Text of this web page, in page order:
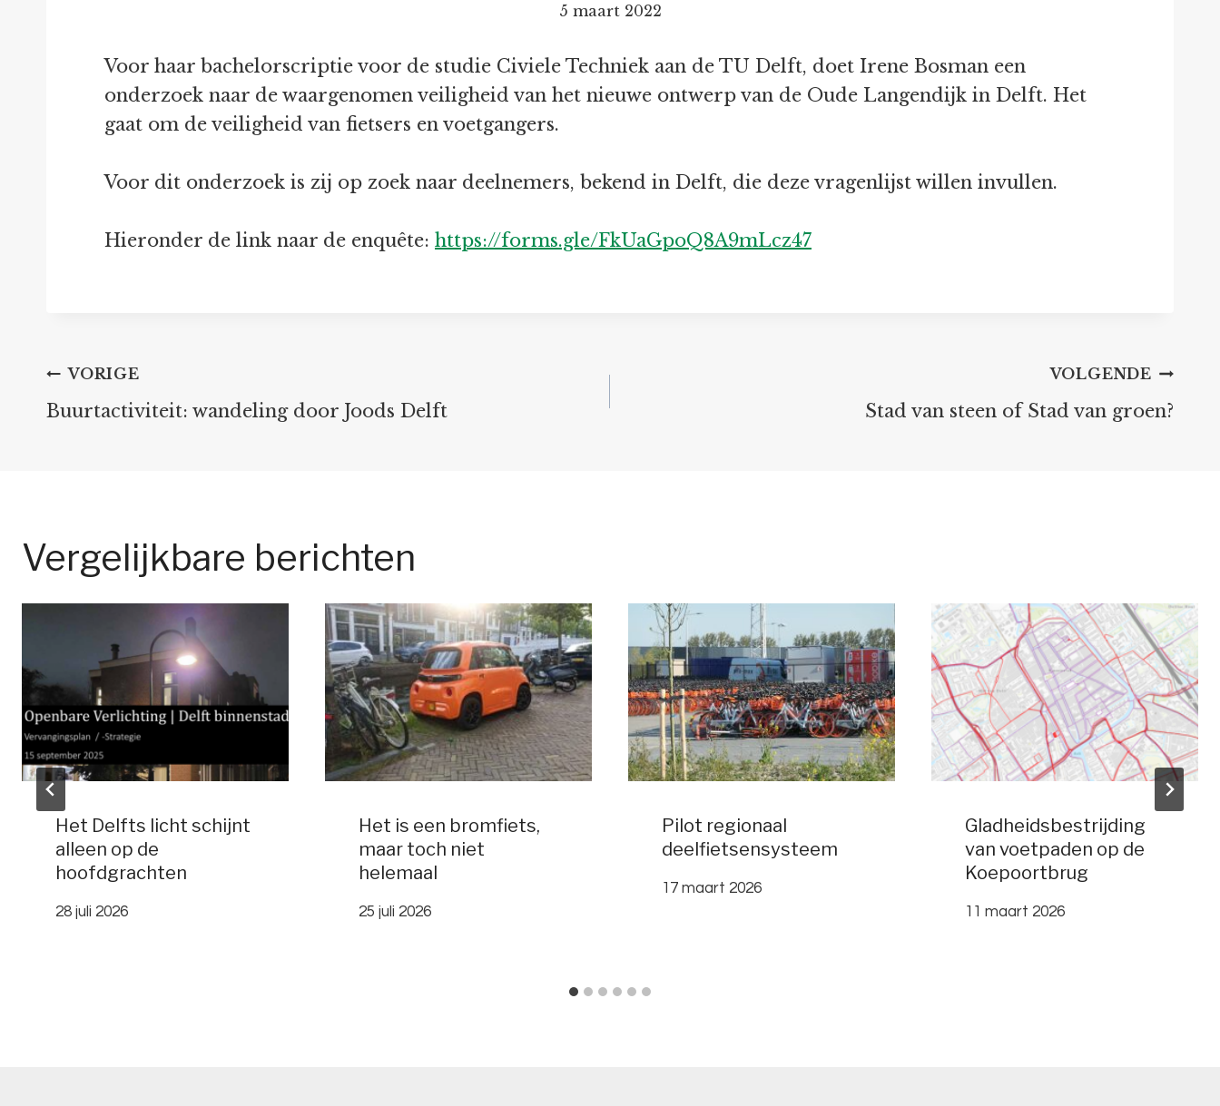
5 maart 2022
Voor haar bachelorscriptie voor de studie Civiele Techniek aan de TU Delft, doet Irene Bosman een
onderzoek naar de waargenomen veiligheid van het nieuwe ontwerp van de Oude Langendijk in Delft. Het
gaat om de veiligheid van fietsers en voetgangers.
Voor dit onderzoek is zij op zoek naar deelnemers, bekend in Delft, die deze vragenlijst willen invullen.
Hieronder de link naar de enquête: https://forms.gle/FkUaGpoQ8A9mLcz47
Bericht
VORIGE
Buurtactiviteit: wandeling door Joods Delft
VOLGENDE
Stad van steen of Stad van groen?
Vergelijkbare berichten
Het Delfts licht schijnt
alleen op de
hoofdgrachten
28 juli 2026
Het is een bromfiets,
maar toch niet
helemaal
25 juli 2026
Pilot regionaal
deelfietsensysteem
17 maart 2026
Gladheidsbestrijding
van voetpaden op de
Koepoortbrug
11 maart 2026